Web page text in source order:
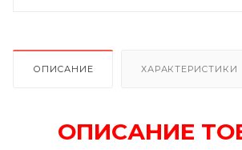
ОПИСАНИЕ ХАРАКТЕРИСТИКИ
ОПИСАНИЕ